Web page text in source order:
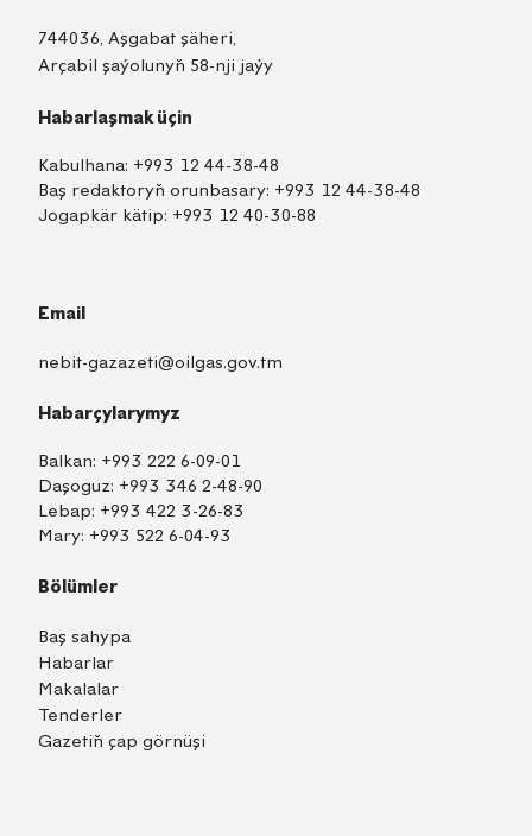
744036, Aşgabat şäheri,
Arçabil şaýolunyň 58-nji jaýy
Habarlaşmak üçin
Kabulhana: +993 12 44-38-48
Baş redaktoryň orunbasary: +993 12 44-38-48
Jogapkär kätip: +993 12 40-30-88
Email
nebit-gazazeti@oilgas.gov.tm
Habarçylarymyz
Balkan: +993 222 6-09-01
Daşoguz: +993 346 2-48-90
Lebap: +993 422 3-26-83
Mary: +993 522 6-04-93
Bölümler
Baş sahypa
Habarlar
Makalalar
Tenderler
Gazetiň çap görnüşi